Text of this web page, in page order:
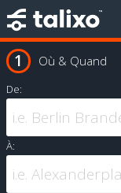
Où & Quand
De:
À: